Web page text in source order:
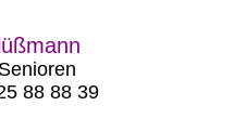
88 88 39